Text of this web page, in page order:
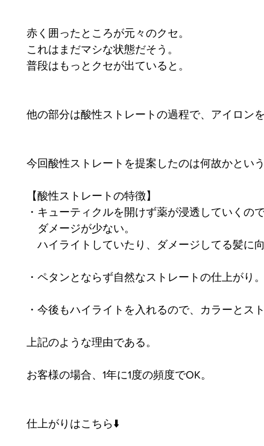
赤く囲ったところが元々のクセ。
これはまだマシな状態だそう。
普段はもっとクセが出ていると。
他の部分は酸性ストレートの過程で、アイロン
今回酸性ストレートを提案したのは何故かという
【酸性ストレートの特徴】
・キューティクルを開けず薬が浸透していくの
ダメージが少ない。
ハイライトしていたり、ダメージしてる髪に向
・ペタンとならず自然なストレートの仕上がり。
・今後もハイライトを入れるので、カラーとス
上記のような理由である。
お客様の場合、1年に1度の頻度でOK。
仕上がりはこちら⬇️